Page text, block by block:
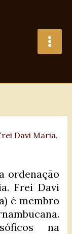
Davi Maria,
ordenação
Frei Davi
é membro
na